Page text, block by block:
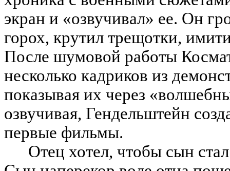
экран и «озвучивал» ее. Он
горох, крутил трещотки,
После шумовой работы
несколько кадриков из
показывая их через
озвучивая, Гендельштейн
первые фильмы.
Отец хотел, чтобы сын